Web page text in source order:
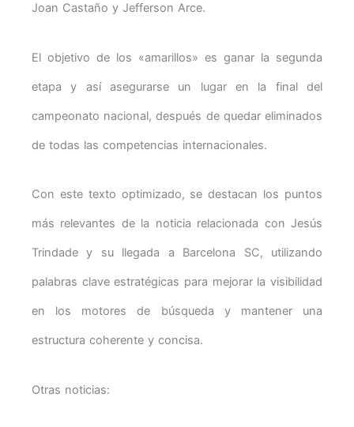
Joan Castaño y Jefferson Arce.
El objetivo de los «amarillos» es ganar la segunda
etapa y así asegurarse un lugar en la final del
campeonato nacional, después de quedar eliminados
de todas las competencias internacionales.
Con este texto optimizado, se destacan los puntos
más relevantes de la noticia relacionada con Jesús
Trindade y su llegada a Barcelona SC, utilizando
palabras clave estratégicas para mejorar la visibilidad
en los motores de búsqueda y mantener una
estructura coherente y concisa.
Otras noticias: